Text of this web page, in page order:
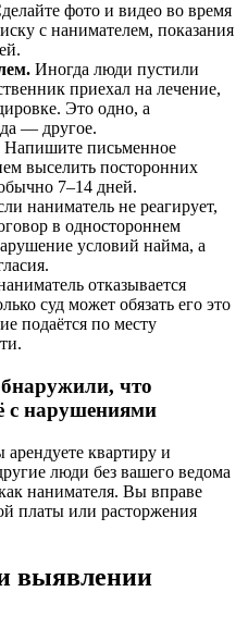
фото и видео во время
с нанимателем, показания
Иногда люди пустили
приехал на лечение,
Это одно, а
— другое.
Напишите письменное
выселить посторонних
7–14 дней.
наниматель не реагирует,
в одностороннем
условий найма, а
отказывается
суд может обязать его это
подаётся по месту
что
с нарушениями
квартиру и
люди без вашего ведома
нанимателя. Вы вправе
платы или расторжения
выявлении